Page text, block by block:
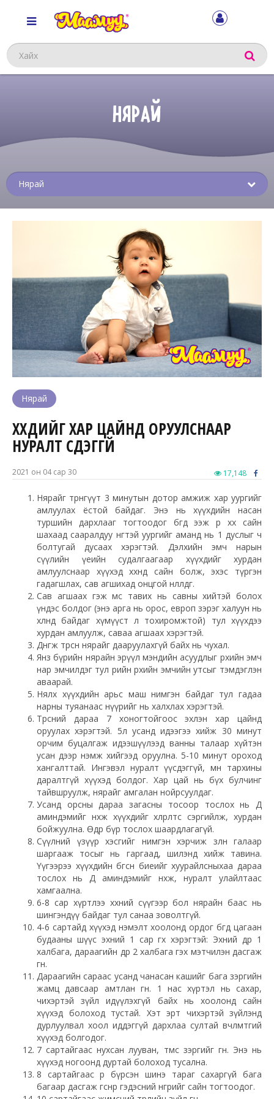
Хайх
НЯРАЙ
Нярай
ХҮҮХДИЙГ ХАР ЦАЙНД ОРУУЛСНААР
НУРАЛТ ҮҮСДЭГГҮЙ
2021 он 04 сар 30 17,148
Нярайг төрөнгүүт 3 минутын дотор амжиж хар уургийг
амлуулах ёстой байдаг. Энэ нь хүүхдийн насан
туршийн дархлааг тогтоодог бөгөөд ээж өөрөө хөхөө сайн
шахаад сааралдуу өнгөтэй уургийг аманд нь 1 дуслыг ч
болтугай дусаах хэрэгтэй. Дэлхийн эмч нарын
сүүлийн үеийн судалгаагаар хүүхдийг хурдан
амлуулснаар хүүхэд хөхөндөө сайн болж, эхэс түргэн
гадагшлах, сав агшихад онцгой нөлөөлдөг.
Сав агшаах гэж мөс тавих нь савны хийтэй болох
үндэс болдог (энэ арга нь орос, европ зэрэг халуун нь
хөлөндөө байдаг хүмүүст л тохиромжтой) тул хүүхдээ
хурдан амлуулж, саваа агшаах хэрэгтэй.
Дөнгөж төрсөн нярайг дааруулахгүй байх нь чухал.
Янз бүрийн нярайн эрүүл мэндийн асуудлыг өрхийн эмч
нар эмчилдэг тул өөрийн өрхийн эмчийн утсыг тэмдэглэн
аваарай.
Нялх хүүхдийн арьс маш нимгэн байдаг тул гадаа
нарны туяанаас нүүрийг нь халхлах хэрэгтэй.
Төрсний дараа 7 хоногтойгоос эхлэн хар цайнд
оруулах хэрэгтэй. 5л усанд идээгээ хийж 30 минут
орчим буцалгаж идээшүүлээд ванны талаар хүйтэн
усан дээр нэмж хийгээд оруулна. 5-10 минут ороход
хангалттай. Ингэвэл нуралт үүсдэггүй, мөн тархины
даралтгүй хүүхэд болдог. Хар цай нь бүх булчинг
тайвшруулж, нярайг амгалан нойрсуулдаг.
Усанд орсны дараа загасны тосоор тослох нь Д
аминдэмийг нөхөж хүүхдийг хөлрөлтөөс сэргийлж, хурдан
бойжуулна. Өдөр бүр тослох шаардлагагүй.
Сүүлний үзүүр хэсгийг нимгэн хэрчиж зөөлөн галаар
шаргааж тосыг нь гаргаад, шилэнд хийж тавина.
Үүгээрээ хүүхдийн бөгсөн биеийг хуурайлсныхаа дараа
тослох нь Д аминдэмийг нөхөж, нуралт улайлтаас
хамгаална.
6-8 сар хүртлээ хөхний сүүгээр бол нярайн баас нь
шингэндүү байдаг тул санаа зоволтгүй.
4-6 сартайд хүүхэд нэмэлт хоолонд ордог бөгөөд цагаан
будааны шүүс эхний 1 сар өгөх хэрэгтэй: Эхний өдөр 1
халбага, дараагийн өдөр 2 халбага гэх мэтчилэн дасгаж
өгнө.
Дараагийн сараас усанд чанасан кашийг бага зэргийн
жамц давсаар амтлан өгнө. 1 нас хүртэл нь сахар,
чихэртэй зүйл идүүлэхгүй байх нь хоолонд сайн
хүүхэд болоход тустай. Хэт эрт чихэртэй зүйлэнд
дурлуулвал хоол иддэггүй дархлаа султай өвчлөмтгий
хүүхэд болгодог.
7 сартайгаас нухсан лууван, төмс зэргийг өгнө. Энэ нь
хүүхэд ногоонд дуртай болоход тусална.
8 сартайгаас өөрөө бүрсэн шинэ тараг сахаргүй бага
багаар дасгаж өгснөөр гэдэсний өнгөрийг сайн тогтоодог.